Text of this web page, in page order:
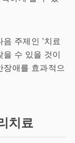
음 주제인 '치료
수 있을 것이
장애를 효과적으
치료